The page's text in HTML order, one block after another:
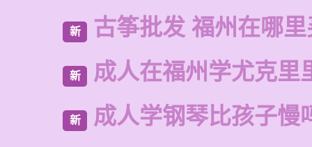
新 古筝批发 福州在哪
新 成人在福州学尤克里
新 成人学钢琴比孩子慢